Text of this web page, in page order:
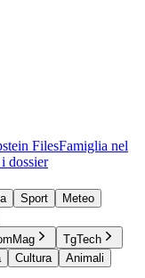
FilesFamiglia nel
dossier
Sport
Meteo
TgTech
Cultura
Animali